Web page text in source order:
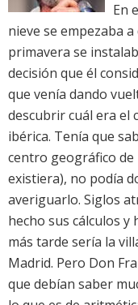
En
nieve se empezaba
primavera se
decisión que él
que venía dando
descubrir cuál era el
ibérica. Tenía que
centro geográfico de
existiera), no podía
averiguarlo. Siglos
hecho sus cálculos
más tarde sería la
Madrid. Pero Don
que debían saber